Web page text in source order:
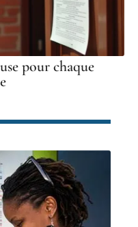
pour chaque